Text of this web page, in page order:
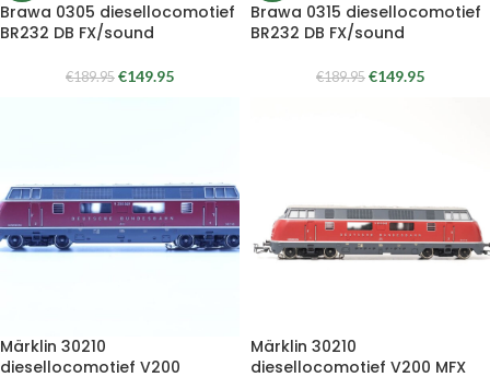
Brawa 0305 diesellocomotief
BR232 DB FX/sound
€189.95 €149.95
Brawa 0315 diesellocomotief
BR232 DB FX/sound
€189.95 €149.95
Märklin 30210
diesellocomotief V200
Märklin 30210
diesellocomotief V200 MFX